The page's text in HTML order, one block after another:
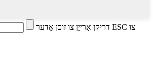
דריקן אַרייַן צו זוכן אָדער ESC צו